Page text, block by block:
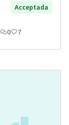
Acceptada
0 7